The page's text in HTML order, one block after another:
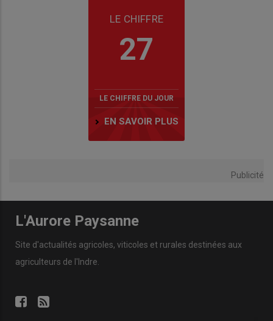
LE CHIFFRE
27
LE CHIFFRE DU JOUR
EN SAVOIR PLUS
Publicité
L'Aurore Paysanne
Site d'actualités agricoles, viticoles et rurales destinées aux
agriculteurs de l'Indre.